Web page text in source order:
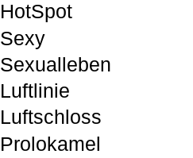
HotSpot
Sexy
Sexualleben
Luftlinie
Luftschloss
Prolokamel